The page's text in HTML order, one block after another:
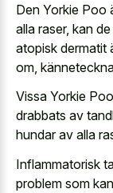
Den Yorkie Poo
alla raser, kan
atopisk dermatit
om,
Vissa Yorkie
drabbats av
hundar av alla
Inflammatorisk
problem som